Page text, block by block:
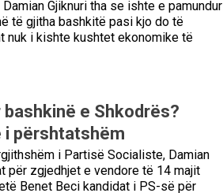
Gjiknuri tha se ishte e pamundur
të gjitha bashkitë pasi kjo do të
nuk i kishte kushtet ekonomike të
e Shkodrës?
i përshtatshëm
i Partisë Socialiste, Damian
për zgjedhjet e vendore të 14 majit
Benet Beci kandidat i PS-së për